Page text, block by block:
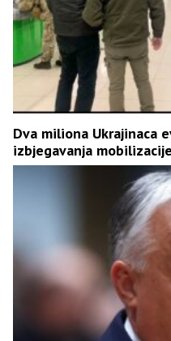
Dva miliona Ukrajinaca
izbjegavanja mobilizacije